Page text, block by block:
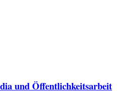
und Öffentlichkeitsarbeit